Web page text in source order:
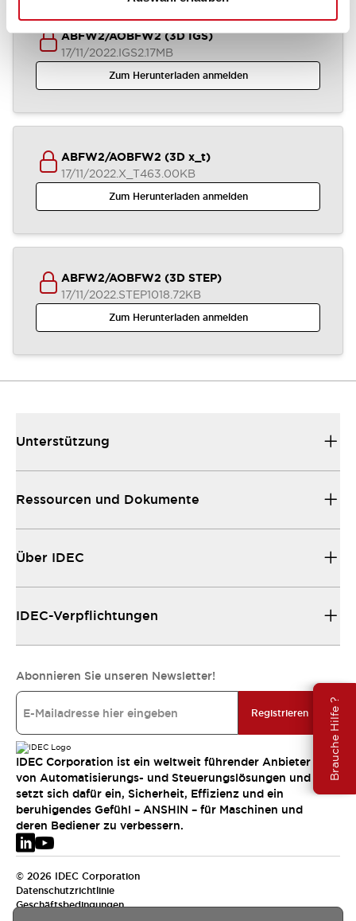
Brauche Hilfe ?
ABFW2/AOBFW2 (3D IGS)
17/11/2022.IGS2.17MB
Zum Herunterladen anmelden
ABFW2/AOBFW2 (3D x_t)
17/11/2022.X_T463.00KB
Zum Herunterladen anmelden
ABFW2/AOBFW2 (3D STEP)
17/11/2022.STEP1018.72KB
Zum Herunterladen anmelden
Unterstützung
Ressourcen und Dokumente
Über IDEC
IDEC-Verpflichtungen
Abonnieren Sie unseren Newsletter!
Registrieren
IDEC Corporation ist ein weltweit führender Anbieter
von Automatisierungs- und Steuerungslösungen und
setzt sich dafür ein, Sicherheit, Effizienz und ein
beruhigendes Gefühl – ANSHIN – für Maschinen und
deren Bediener zu verbessern.
© 2026 IDEC Corporation
Datenschutzrichtlinie
Geschäftsbedingungen